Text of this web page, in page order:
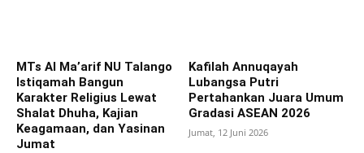
MTs Al Ma’arif NU Talango
Istiqamah Bangun
Karakter Religius Lewat
Shalat Dhuha, Kajian
Keagamaan, dan Yasinan
Jumat
Kafilah Annuqayah
Lubangsa Putri
Pertahankan Juara Umum
Gradasi ASEAN 2026
Jumat, 12 Juni 2026